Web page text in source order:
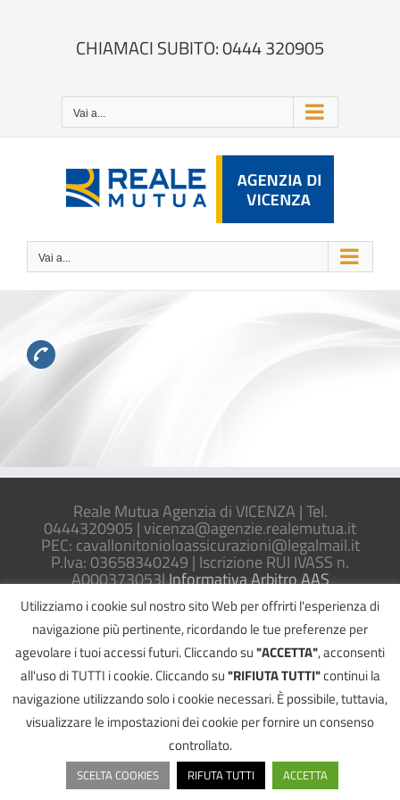
CHIAMACI SUBITO: 0444 320905
Vai a...
Vai a...
Reale Mutua Agenzia di VICENZA | Tel.
0444320905 |vicenza@agenzie.realemutua.it
PEC: cavallonitonioloassicurazioni@legalmail.it
P.Iva: 03658340249 | Iscrizione RUI IVASS n.
A000373053|Informativa Arbitro AAS
© 2026 Reale Mutua Agenzia di VICENZA - All Rights Reserved |Informativa
Privacy|Cookie Policy|Reclami
Powered by 2000Net Srl | SmartWEB360° platform
Facebook
EmailTelefono YouTube
Utilizziamo i cookie sul nostro sito Web per offrirti l'esperienza di
navigazione più pertinente, ricordando le tue preferenze per
agevolare i tuoi accessi futuri. Cliccando su"ACCETTA", acconsenti
all'uso di TUTTI i cookie. Cliccando su"RIFIUTA TUTTI"continui la
navigazione utilizzando solo i cookie necessari. È possibile, tuttavia,
visualizzare le impostazioni dei cookie per fornire un consenso
controllato.
SCELTA COOKIES RIFUTA TUTTI ACCETTA